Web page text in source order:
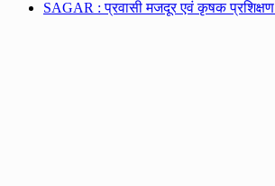
SAGAR : प्रवासी मजदूर एवं कृषक